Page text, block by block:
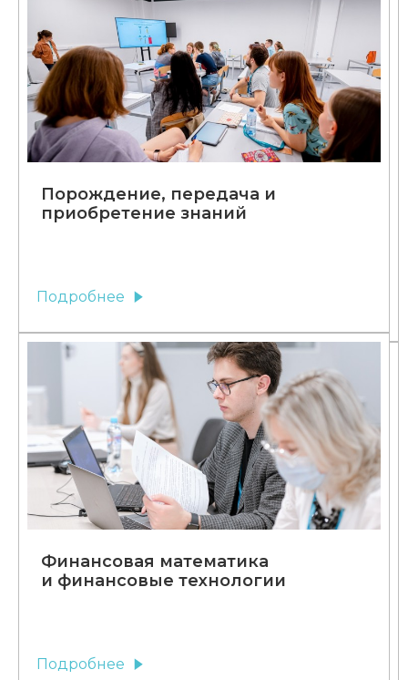
Порождение, передача и
приобретение знаний
Подробнее
Финансовая математика
и финансовые технологии
Подробнее